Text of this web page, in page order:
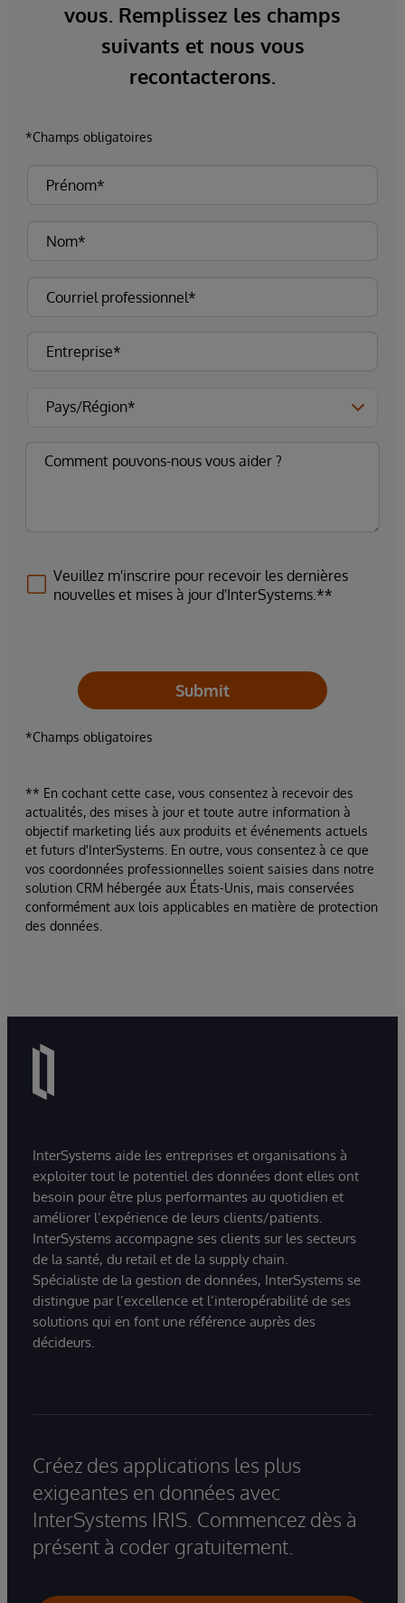
vous. Remplissez les champs
suivants et nous vous
recontacterons.
*Champs obligatoires
Veuillez m'inscrire pour recevoir les dernières
nouvelles et mises à jour d'InterSystems.**
Submit
*Champs obligatoires
** En cochant cette case, vous consentez à recevoir des
actualités, des mises à jour et toute autre information à
objectif marketing liés aux produits et événements actuels
et futurs d'InterSystems. En outre, vous consentez à ce que
vos coordonnées professionnelles soient saisies dans notre
solution CRM hébergée aux États-Unis, mais conservées
conformément aux lois applicables en matière de protection
des données.
InterSystems aide les entreprises et organisations à
exploiter tout le potentiel des données dont elles ont
besoin pour être plus performantes au quotidien et
améliorer l’expérience de leurs clients/patients.
InterSystems accompagne ses clients sur les secteurs
de la santé, du retail et de la supply chain.
Spécialiste de la gestion de données, InterSystems se
distingue par l’excellence et l’interopérabilité de ses
solutions qui en font une référence auprès des
décideurs.
Créez des applications les plus
exigeantes en données avec
InterSystems IRIS. Commencez dès à
présent à coder gratuitement.